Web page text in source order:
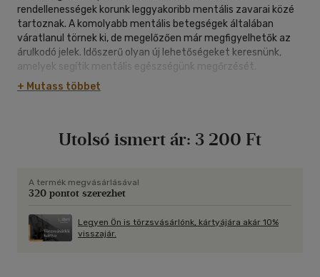
rendellenességek korunk leggyakoribb mentális zavarai közé
tartoznak. A komolyabb mentális betegségek általában
váratlanul törnek ki, de megelőzően már megfigyelhetők az
árulkodó jelek. Időszerű olyan új lehetőségeket keresnünk,
amelyek segítik mentális egészségünk megőrzését.
Lajkó Károly pannonhalmi bencés diák, neurológus, pszichiáter,
pszichoterapeuta legújabb kötete Törekvéseink a
szenvedni, vagy mi a siker értelme, ha az ember halálával
+ Mutass többet
Utolsó ismert ár: 3 200 Ft
A termék megvásárlásával
320 pontot szerezhet
Legyen Ön is törzsvásárlónk, kártyájára akár 10%
visszajár.